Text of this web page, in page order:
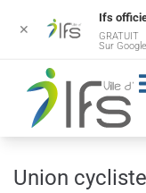
principal
Union
✕
Ifs
GRATUIT
Sur